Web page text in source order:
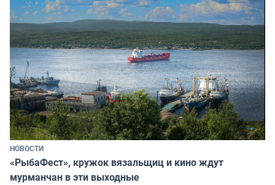
НОВОСТИ
«РыбаФест», кружок вязальщиц и кино ждут
мурманчан в эти выходные